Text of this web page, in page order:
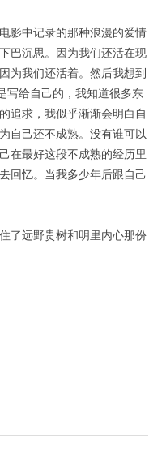
影中记录的那种浪漫的爱情
巴沉思。因为我们还活在现
为我们还活着。然后我想到
写给自己的，我知道很多东
追求，我似乎渐渐会明白自
自己还不成熟。没有谁可以
在最好这段不成熟的经历里
回忆。当我多少年后跟自己
了远野贵树和明里内心那份